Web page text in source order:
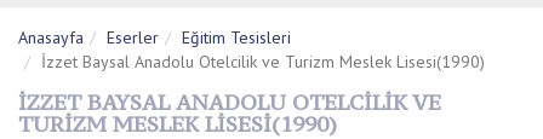
Anasayfa Eserler
Eğitim Tesisleri
İzzet Baysal Anadolu Otelcilik ve Turizm Meslek Lisesi(1990)
İZZET BAYSAL ANADOLU OTELCILIK VE
TURIZM MESLEK LISESI(1990)